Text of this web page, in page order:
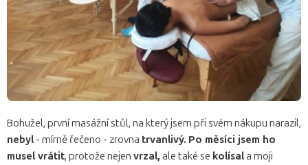
Bohužel, první masážní stůl, na který jsem při svém nákupu narazil,
nebyl - mírně řečeno - zrovna trvanlivý. Po měsíci jsem ho
musel vrátit, protože nejen vrzal, ale také se kolísala moji